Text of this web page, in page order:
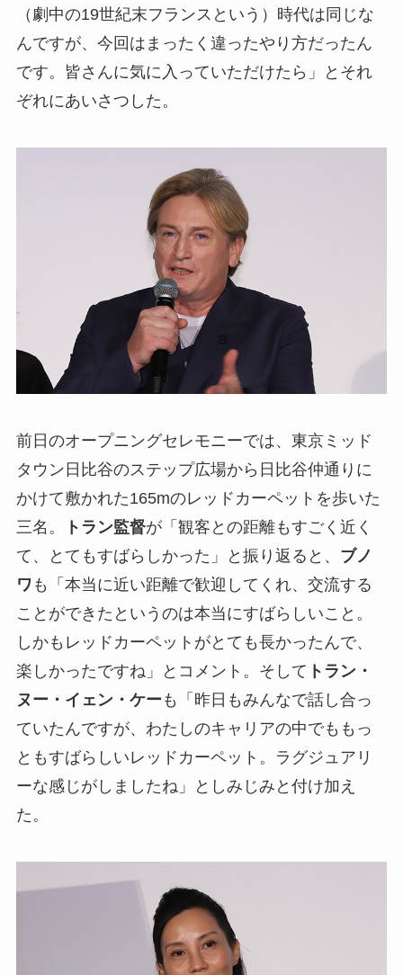
（劇中の19世紀末フランスという）時代は同じな
んですが、今回はまったく違ったやり方だったん
です。皆さんに気に入っていただけたら」とそれ
ぞれにあいさつした。
前日のオープニングセレモニーでは、東京ミッド
タウン日比谷のステップ広場から日比谷仲通りに
かけて敷かれた165mのレッドカーペットを歩いた
三名。
トラン監督が「観客との距離もすごく近く
て、とてもすばらしかった」と振り返ると、 ブノ
ワ も「本当に近い距離で歓迎してくれ、交流する
ことができたというのは本当にすばらしいこと。
しかもレッドカーペットがとても⻑かったんで、
楽しかったですね」とコメント。そして トラン・
ヌー・イェン・ケー も「昨日もみんなで話し合っ
ていたんですが、わたしのキャリアの中でももっ
ともすばらしいレッドカーペット。ラグジュアリ
ーな感じがしましたね」としみじみと付け加え
た。